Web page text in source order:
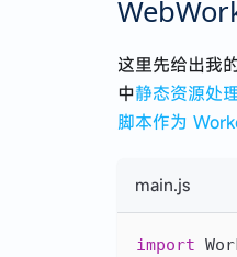
这里先给出我
中静态资源处
脚本作为
main.js
import